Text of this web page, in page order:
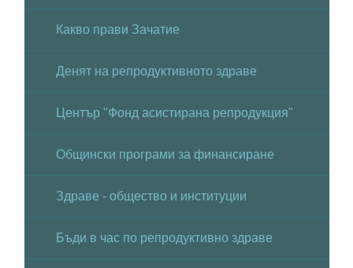
Какво прави Зачатие
Денят на репродуктивното здраве
Център "Фонд асистирана репродукция"
Общински програми за финансиране
Здраве - общество и институции
Бъди в час по репродуктивно здраве